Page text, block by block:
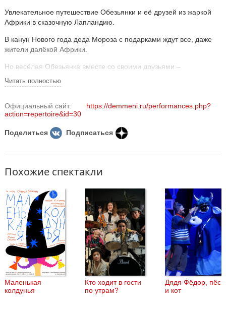
Увлекательное путешествие Обезьянки и её друзей из жаркой
Африки в сказочную Лапландию.
В канун Нового года деда Мороза с подарками ждут все, даже
жители далёкой Африки.
Но весёлая Обезьянка вместе со своими друзьями –
Бегемотиком и Страусёнком – не может долго ждать и хочет
восстановить справедливость.
Они решают сами отправиться в гости к Деду Морозу и подарить
ему подарки.
Читать полностью
Официальный сайт:
https://demmeni.ru/performances.php?
action=repertoire&id=30
Поделиться Подписаться
Похожие спектакли
Маленькая
колдунья
Кто ходит в гости
по утрам?
Дядя Фёдор, пёс
и кот